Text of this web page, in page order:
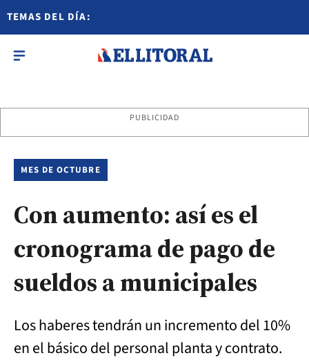
TEMAS DEL DÍA:
PUBLICIDAD
MES DE OCTUBRE
Con aumento: así es el
cronograma de pago de
sueldos a municipales
Los haberes tendrán un incremento del 10%
en el básico del personal planta y contrato.